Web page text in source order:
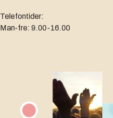
Telefontider:
Man-fre: 9.00-16.00